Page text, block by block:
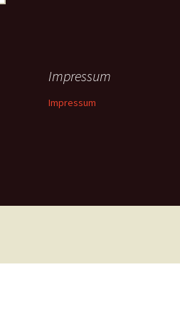
Impressum
Impressum